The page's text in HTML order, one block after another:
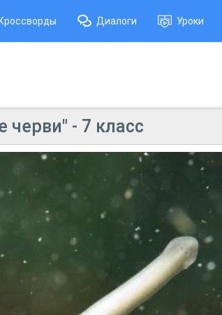
Кроссворды Диалоги Уроки
черви" - 7 класс